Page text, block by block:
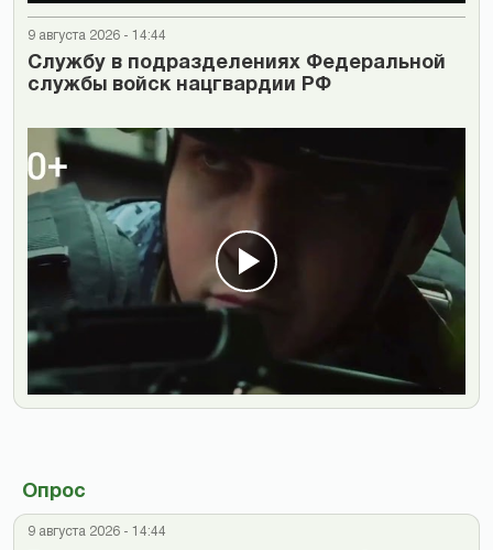
9 августа 2026 - 14:44
Cлужбу в подразделениях Федеральной
службы войск нацгвардии РФ
Опрос
9 августа 2026 - 14:44